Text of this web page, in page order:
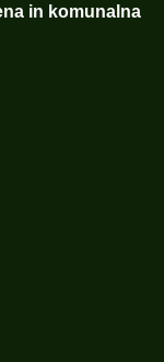
in komunalna